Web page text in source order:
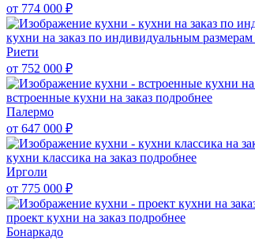
от 774 000 ₽
кухни на заказ по индивидуальным размерам
Риети
от 752 000 ₽
встроенные кухни на заказ подробнее
Палермо
от 647 000 ₽
кухни классика на заказ подробнее
Ирголи
от 775 000 ₽
проект кухни на заказ подробнее
Бонаркадо